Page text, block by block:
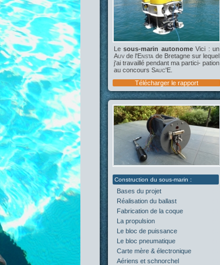
Lesous-marin autonomeVici : un
Auv de l'Ensta de Bretagne sur lequel
j'ai travaillé pendant ma partici- pation
au concours Sauc'E
Télécharger le rapport
Bases du projet
Réalisation du ballast
Fabrication de la coque
La propulsion
Le bloc de puissance
Le bloc pneumatique
Carte mère & électronique
Aériens et schnorchel